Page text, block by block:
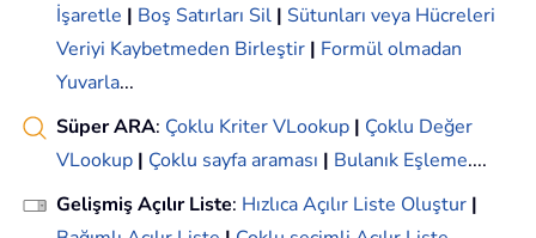
İşaretle | Boş Satırları Sil | Sütunları veya Hücreleri
Veriyi Kaybetmeden Birleştir | Formül olmadan
Yuvarla...
Süper ARA: Çoklu Kriter VLookup | Çoklu Değer
VLookup | Çoklu sayfa araması | Bulanık Eşleme....
Gelişmiş Açılır Liste: Hızlıca Açılır Liste Oluştur |